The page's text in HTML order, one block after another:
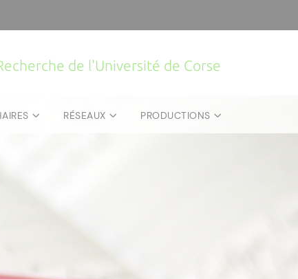
de l'Université de Corse
RÉSEAUX PRODUCTIONS